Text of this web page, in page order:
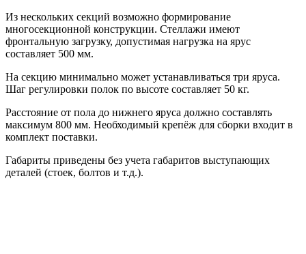
Из нескольких секций возможно формирование
многосекционной конструкции. Стеллажи имеют
фронтальную загрузку, допустимая нагрузка на ярус
составляет 500 мм.
На секцию минимально может устанавливаться три яруса.
Шаг регулировки полок по высоте составляет 50 кг.
Расстояние от пола до нижнего яруса должно составлять
максимум 800 мм. Необходимый крепёж для сборки входит в
комплект поставки.
Габариты приведены без учета габаритов выступающих
деталей (стоек, болтов и т.д.).